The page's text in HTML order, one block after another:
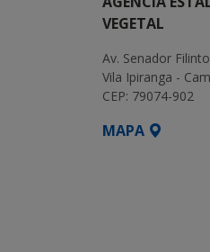
VEGETAL
Av. Senador
Vila Ipiranga -
CEP: 79074-902
MAPA